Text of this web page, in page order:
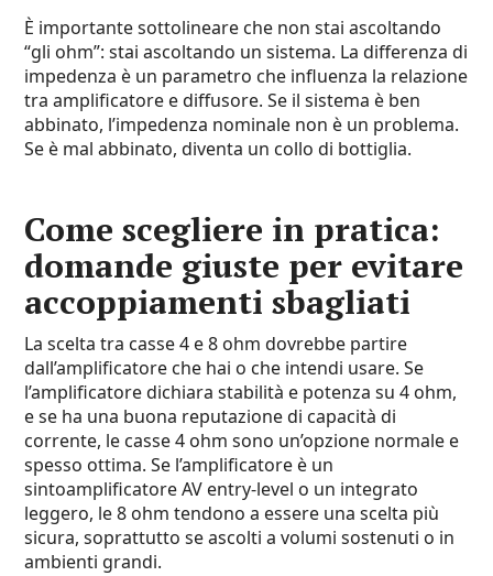
È importante sottolineare che non stai ascoltando
“gli ohm”: stai ascoltando un sistema. La differenza di
impedenza è un parametro che influenza la relazione
tra amplificatore e diffusore. Se il sistema è ben
abbinato, l’impedenza nominale non è un problema.
Se è mal abbinato, diventa un collo di bottiglia.
Come scegliere in pratica:
domande giuste per evitare
accoppiamenti sbagliati
La scelta tra casse 4 e 8 ohm dovrebbe partire
dall’amplificatore che hai o che intendi usare. Se
l’amplificatore dichiara stabilità e potenza su 4 ohm,
e se ha una buona reputazione di capacità di
corrente, le casse 4 ohm sono un’opzione normale e
spesso ottima. Se l’amplificatore è un
sintoamplificatore AV entry-level o un integrato
leggero, le 8 ohm tendono a essere una scelta più
sicura, soprattutto se ascolti a volumi sostenuti o in
ambienti grandi.